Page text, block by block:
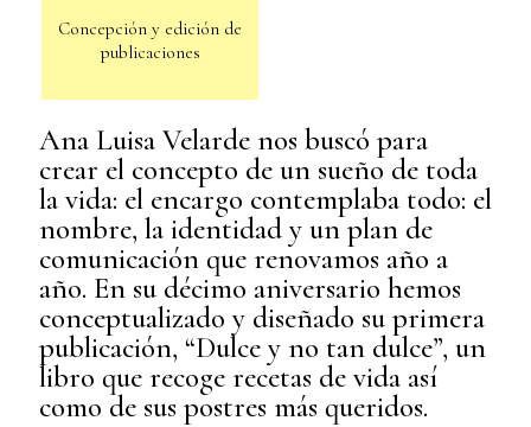
Concepción y edición de
publicaciones
Ana Luisa Velarde nos buscó para
crear el concepto de un sueño de toda
la vida: el encargo contemplaba todo: el
nombre, la identidad y un plan de
comunicación que renovamos año a
año. En su décimo aniversario hemos
conceptualizado y diseñado su primera
publicación, “Dulce y no tan dulce”, un
libro que recoge recetas de vida así
como de sus postres más queridos.